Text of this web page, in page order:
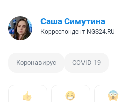
Саша Симутина
Корреспондент NGS24.RU
Коронавирус COVID-19